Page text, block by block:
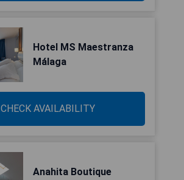
Hotel MS Maestranza
Málaga
CHECK AVAILABILITY
Anahita Boutique